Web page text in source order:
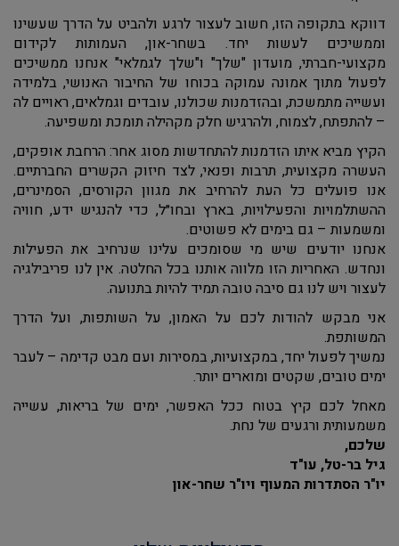
דווקא בתקופה הזו, חשוב לעצור לרגע ולהביט על הדרך שעשינו
וממשיכים לעשות יחד. בשחר-און, העמותות לקידום
מקצועי-חברתי, מועדון "שלך" ו"שלך לגמלאי" אנחנו ממשיכים
לפעול מתוך אמונה עמוקה בכוחו של החיבור האנושי, בלמידה
ועשייה מתמשכת, ובהזדמנות שכולנו, עובדים וגמלאים, ראויים לה
– להתפתח, לצמוח, ולהרגיש חלק מקהילה תומכת ומשפיעה.
הקיץ מביא איתו הזדמנות להתחדשות מסוג אחר: הרחבת אופקים,
העשרה מקצועית, תרבות ופנאי, לצד חיזוק הקשרים החברתיים.
אנו פועלים כל העת להרחיב את מגוון הקורסים, הסמינרים,
ההשתלמויות והפעילויות, בארץ ובחו״ל, כדי להנגיש ידע, חוויה
ומשמעות – גם בימים לא פשוטים.
אנחנו יודעים שיש מי שסומכים עלינו שנרחיב את הפעילות
ונחדש. האחריות הזו מלווה אותנו בכל החלטה. אין לנו פריבילגיה
לעצור ויש לנו גם סיבה טובה תמיד להיות בתנועה.
אני מבקש להודות לכם על האמון, על השותפות, ועל הדרך
המשותפת.
נמשיך לפעול יחד, במקצועיות, במסירות ועם מבט קדימה – לעבר
ימים טובים, שקטים ומוארים יותר.
מאחל לכם קיץ בטוח ככל האפשר, ימים של בריאות, עשייה
משמעותית ורגעים של נחת.
שלכם,
גיל בר-טל, עו"ד
יו"ר הסתדרות המעוף ויו"ר שחר-און